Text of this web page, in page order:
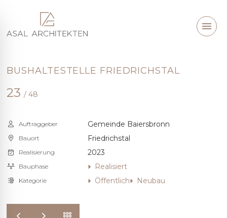
BUSHALTESTELLE FRIEDRICHSTAL
23/ 48
Auftraggeber Gemeinde Baiersbronn
Bauort Friedrichstal
Realisierung 2023
Bauphase Realisiert
Kategorie Öffentlich Neubau